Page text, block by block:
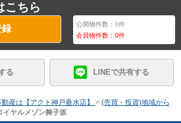
こちら
公開物件数：0件
会員物件数：0件
る LINEで共有する
産は【アクト神戸垂水店】 > (売買・投資)地域から
イヤルメゾン舞子坂